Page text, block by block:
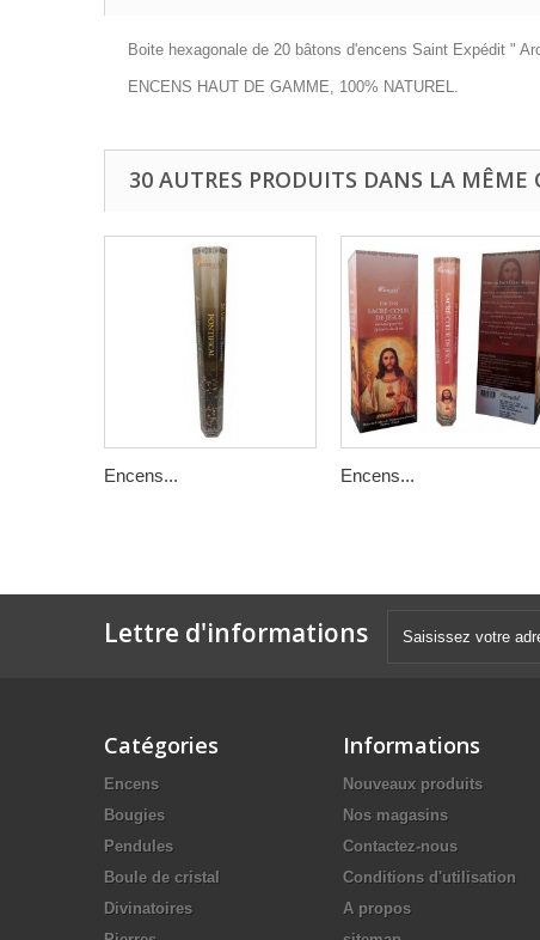
Boite hexagonale de 20 bâtons d'encens Saint Expédit "
ENCENS HAUT DE GAMME, 100% NATUREL.
30 AUTRES PRODUITS DANS LA MÊME
Encens... Encens...
Lettre d'informations
Catégories
Encens
Bougies
Pendules
Boule de cristal
Divinatoires
Informations
Nouveaux produits
Nos magasins
Contactez-nous
Conditions d'utilisation
A propos